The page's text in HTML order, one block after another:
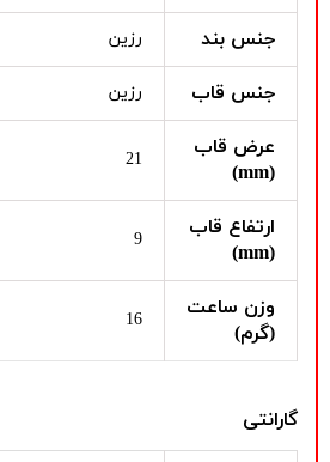
جنس بند رزین
جنس قاب رزین
عرض قاب
(mm)
21
ارتفاع قاب
(mm)
9
وزن ساعت
(گرم)
16
گارانتی